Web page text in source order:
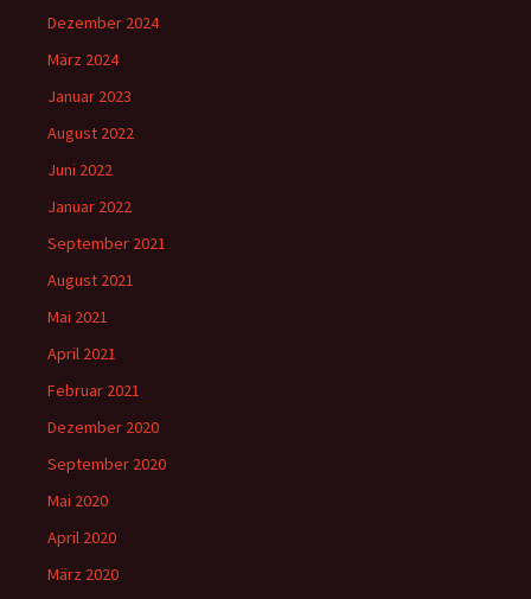
Dezember 2024
März 2024
Januar 2023
August 2022
Juni 2022
Januar 2022
September 2021
August 2021
Mai 2021
April 2021
Februar 2021
Dezember 2020
September 2020
Mai 2020
April 2020
März 2020